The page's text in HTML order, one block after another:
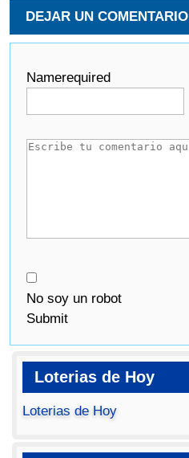
DEJAR UN COMENTARIO
Namerequired
No soy un robot
Submit
Loterias de Hoy
Loterias de Hoy